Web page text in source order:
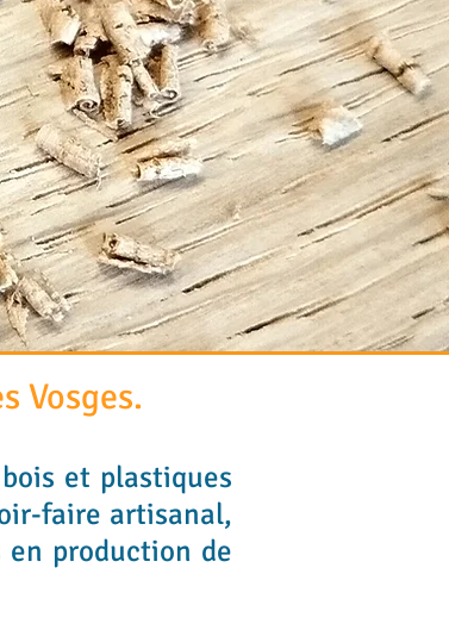
Vosges.
et plastiques
faire artisanal,
production de